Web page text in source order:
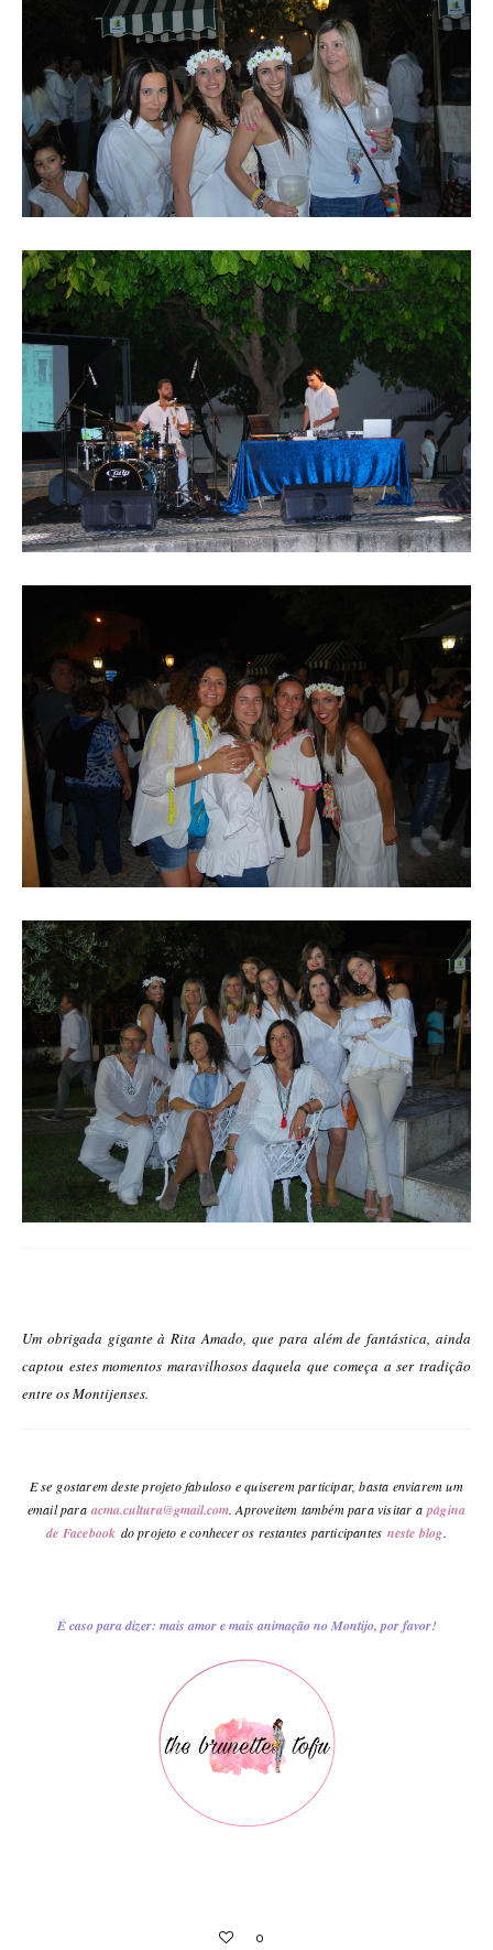
Um obrigada gigante à Rita Amado, que para além de fantástica, ainda
captou estes momentos maravilhosos daquela que começa a ser tradição
entre os Montijenses.
E se gostarem deste projeto fabuloso e quiserem participar, basta enviarem um
email paraacma.cultura@gmail.com. Aproveitem também para visitar a página
de Facebook do projeto e conhecer os restantes participantes neste blog.
É caso para dizer: mais amor e mais animação no Montijo, por favor!